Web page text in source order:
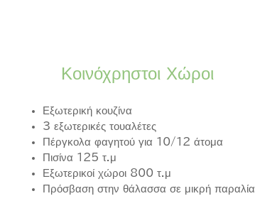
Κοινόχρηστοι Χώροι
Εξωτερική κουζίνα
3 εξωτερικές τουαλέτες
Πέργκολα φαγητού για 10/12 άτομα
Πισίνα 125 τ.μ
Εξωτερικοί χώροι 800 τ.μ
Πρόσβαση στην θάλασσα σε μικρή παραλία